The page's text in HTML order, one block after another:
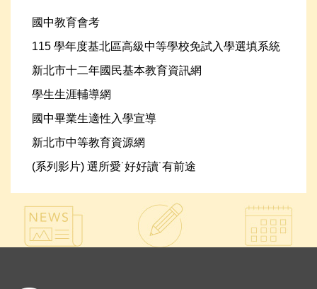
國中教育會考
115 學年度基北區高級中等學校免試入學選填系統
新北市十二年國民基本教育資訊網
學生生涯輔導網
國中畢業生適性入學宣導
新北市中等教育資源網
(系列影片) 選所愛˙好好讀˙有前途